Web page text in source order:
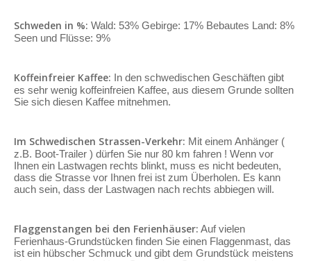
Schweden in %: Wald: 53% Gebirge: 17% Bebautes Land: 8%
Seen und Flüsse: 9%
Koffeinfreier Kaffee: In den schwedischen Geschäften gibt
es sehr wenig koffeinfreien Kaffee, aus diesem Grunde sollten
Sie sich diesen Kaffee mitnehmen.
Im Schwedischen Strassen-Verkehr: Mit einem Anhänger (
z.B. Boot-Trailer ) dürfen Sie nur 80 km fahren ! Wenn vor
Ihnen ein Lastwagen rechts blinkt, muss es nicht bedeuten,
dass die Strasse vor Ihnen frei ist zum Überholen. Es kann
auch sein, dass der Lastwagen nach rechts abbiegen will.
Flaggenstangen bei den Ferienhäuser: Auf vielen
Ferienhaus-Grundstücken finden Sie einen Flaggenmast, das
ist ein hübscher Schmuck und gibt dem Grundstück meistens